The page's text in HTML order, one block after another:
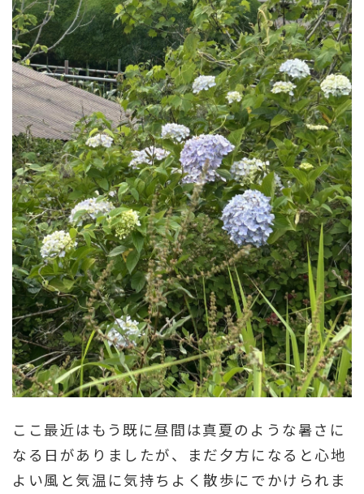
ここ最近はもう既に昼間は真夏のような暑さに
なる日がありましたが、まだ夕方になると心地
よい風と気温に気持ちよく散歩にでかけられま